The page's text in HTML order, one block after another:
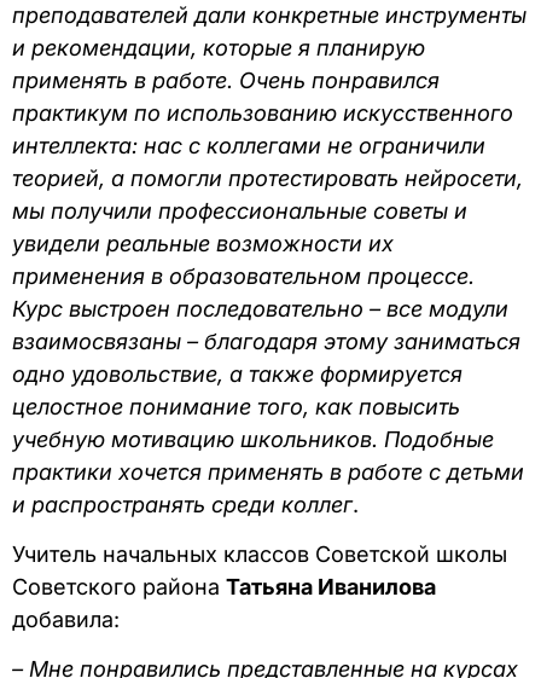
преподавателей дали конкретные инструменты
и рекомендации, которые я планирую
применять в работе. Очень понравился
практикум по использованию искусственного
интеллекта: нас с коллегами не ограничили
теорией, а помогли протестировать нейросети,
мы получили профессиональные советы и
увидели реальные возможности их
применения в образовательном процессе.
Курс выстроен последовательно – все модули
взаимосвязаны – благодаря этому заниматься
одно удовольствие, а также формируется
целостное понимание того, как повысить
учебную мотивацию школьников. Подобные
практики хочется применять в работе с детьми
и распространять среди коллег.
Учитель начальных классов Советской школы
Советского района Татьяна Иванилова
добавила:
– Мне понравились представленные на курсах